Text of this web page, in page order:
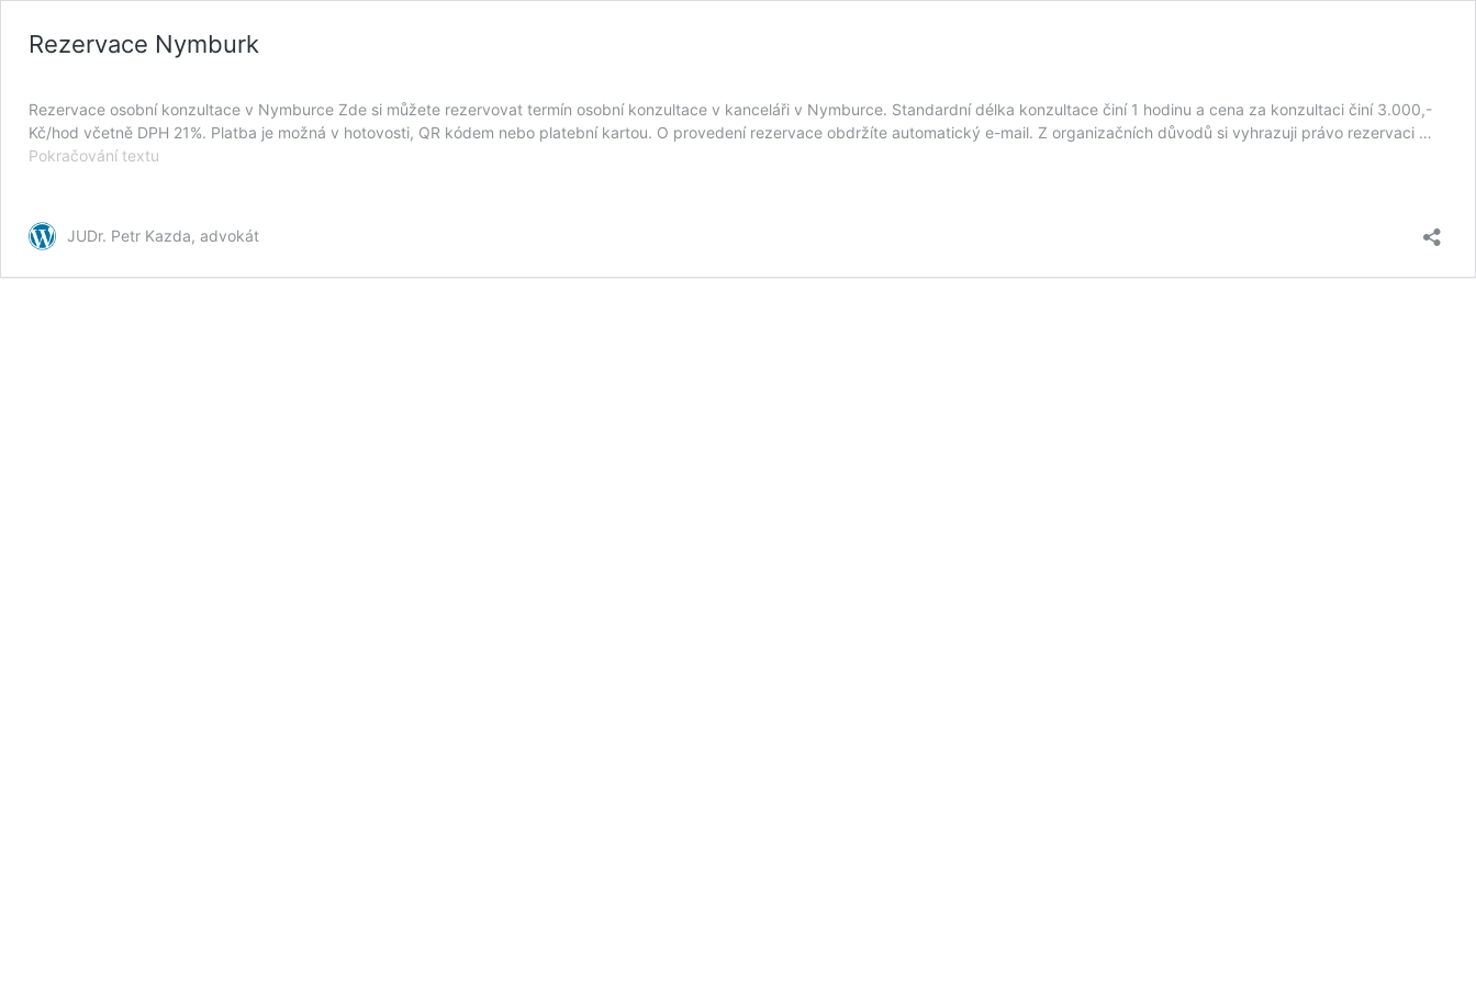
Rezervace Nymburk
Rezervace osobní konzultace v Nymburce Zde si můžete rezervovat termín osobní konzultace v kanceláři v Nymburce. Standardní délka konzultace činí 1 hodinu a cena za konzultaci činí 3.000,-
Kč/hod včetně DPH 21%. Platba je možná v hotovosti, QR kódem nebo platební kartou. O provedení rezervace obdržíte automatický e-mail. Z organizačních důvodů si vyhrazuji právo rezervaci …
Pokračování textu
JUDr. Petr Kazda, advokát